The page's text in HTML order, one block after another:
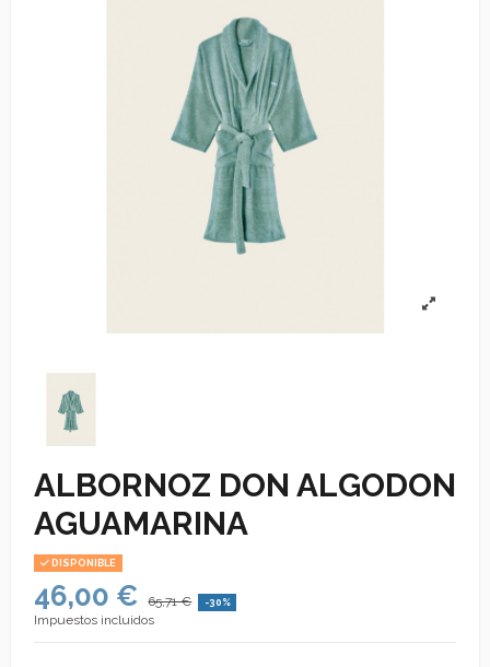
ALBORNOZ DON ALGODON
AGUAMARINA
DISPONIBLE
46,00 € 65,71 € -30%
Impuestos incluidos